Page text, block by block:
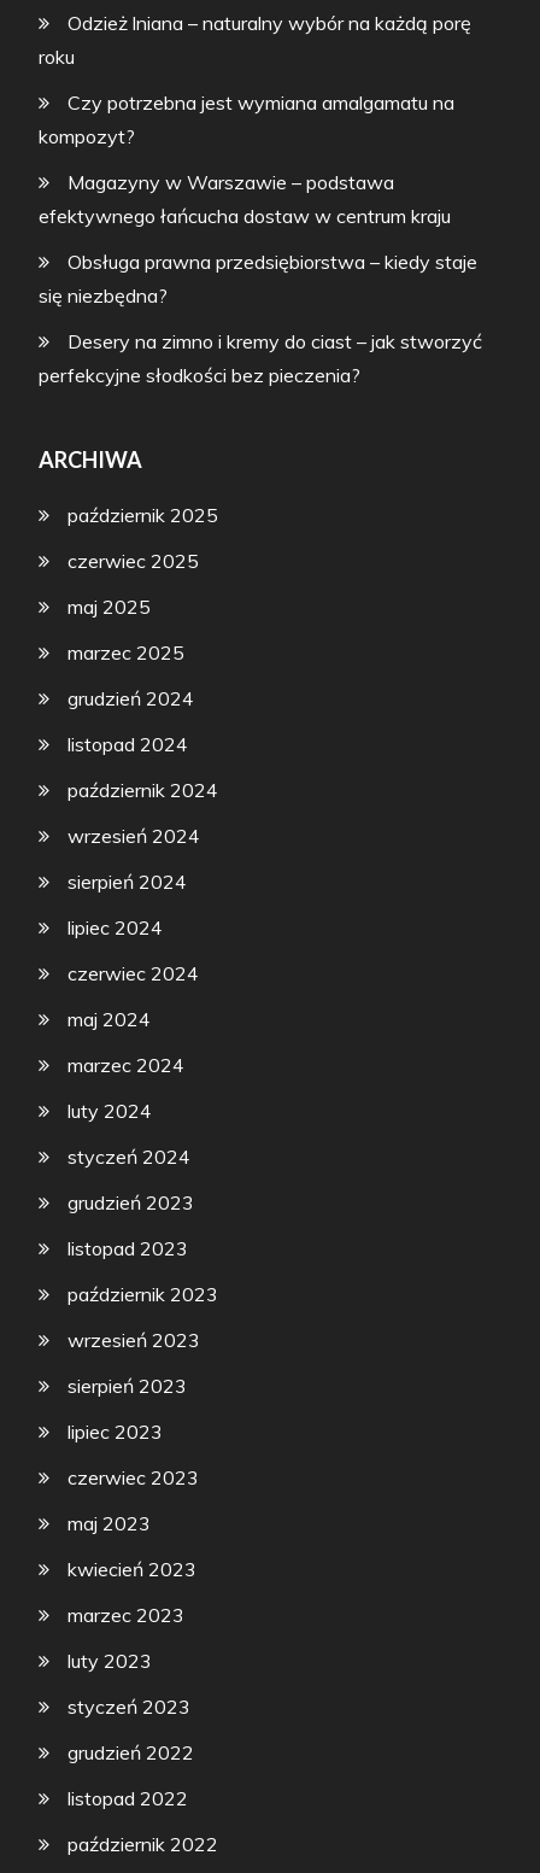
Odzież lniana – naturalny wybór na każdą porę
roku
Czy potrzebna jest wymiana amalgamatu na
kompozyt?
Magazyny w Warszawie – podstawa
efektywnego łańcucha dostaw w centrum kraju
Obsługa prawna przedsiębiorstwa – kiedy staje
się niezbędna?
Desery na zimno i kremy do ciast – jak stworzyć
perfekcyjne słodkości bez pieczenia?
ARCHIWA
październik 2025
czerwiec 2025
maj 2025
marzec 2025
grudzień 2024
listopad 2024
październik 2024
wrzesień 2024
sierpień 2024
lipiec 2024
czerwiec 2024
maj 2024
marzec 2024
luty 2024
styczeń 2024
grudzień 2023
listopad 2023
październik 2023
wrzesień 2023
sierpień 2023
lipiec 2023
czerwiec 2023
maj 2023
kwiecień 2023
marzec 2023
luty 2023
styczeń 2023
grudzień 2022
listopad 2022
październik 2022